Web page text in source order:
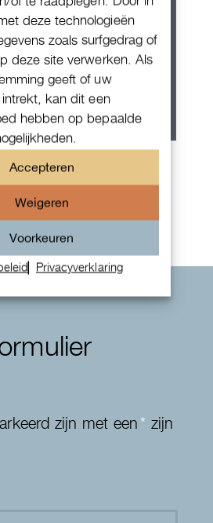
deze technologieën
zoals surfgedrag of
deze site verwerken. Als
geeft of uw
kan dit een
hebben op bepaalde
Accepteren
Weigeren
Voorkeuren
Privacyverklaring
Annual Calendar
zijn met een* zijn